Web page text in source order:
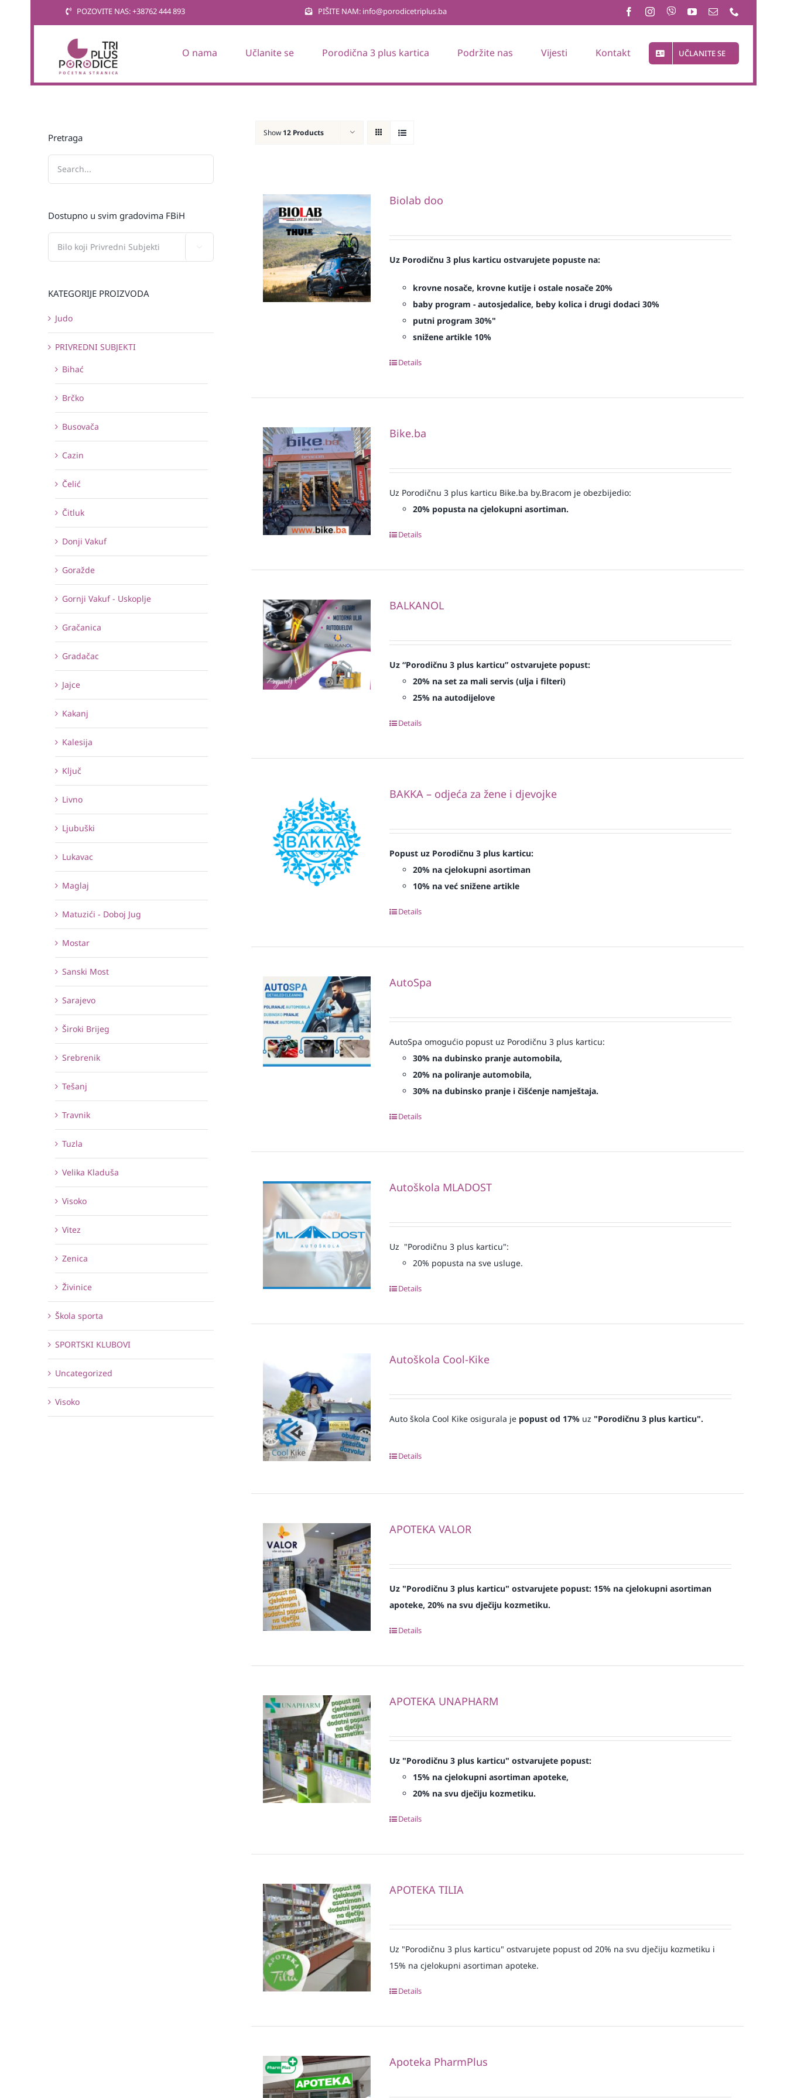
POZOVITE NAS: +38762 444 893 PIŠITE NAM: info@porodicetriplus.ba
O nama Učlanite se Porodična 3 plus kartica Podržite nas Vijesti Kontakt UČLANITE SE
Show 12 Products
Biolab doo
Uz Porodičnu 3 plus karticu ostvarujete popuste na:
krovne nosače, krovne kutije i ostale nosače 20%
baby program - autosjedalice, beby kolica i drugi dodaci 30%
putni program 30%"
snižene artikle 10%
Details
Bike.ba
Uz Porodičnu 3 plus karticu Bike.ba by.Bracom je obezbijedio:
20% popusta na cjelokupni asortiman.
Details
BALKANOL
Uz “Porodičnu 3 plus karticu” ostvarujete popust:
20% na set za mali servis (ulja i filteri)
25% na autodijelove
Details
BAKKA – odjeća za žene i djevojke
Popust uz Porodičnu 3 plus karticu:
20% na cjelokupni asortiman
10% na već snižene artikle
Details
AutoSpa
AutoSpa omogućio popust uz Porodičnu 3 plus karticu:
30% na dubinsko pranje automobila,
20% na poliranje automobila,
30% na dubinsko pranje i čišćenje namještaja.
Details
Autoškola MLADOST
Uz "Porodičnu 3 plus karticu":
20% popusta na sve usluge.
Details
Autoškola Cool-Kike
Auto škola Cool Kike osigurala jepopust od 17%uz "Porodičnu 3 plus karticu".
Details
APOTEKA VALOR
Uz "Porodičnu 3 plus karticu" ostvarujete popust: 15% na cjelokupni asortiman
apoteke, 20% na svu dječiju kozmetiku.
Details
APOTEKA UNAPHARM
Uz "Porodičnu 3 plus karticu" ostvarujete popust:
15% na cjelokupni asortiman apoteke,
20% na svu dječiju kozmetiku.
Details
APOTEKA TILIA
Uz "Porodičnu 3 plus karticu" ostvarujete popust od 20% na svu dječiju kozmetiku i
15% na cjelokupni asortiman apoteke.
Details
Apoteka PharmPlus
Pretraga
Dostupno u svim gradovima FBiH
KATEGORIJE PROIZVODA
Judo
PRIVREDNI SUBJEKTI
Bihać
Brčko
Busovača
Cazin
Čelić
Čitluk
Donji Vakuf
Goražde
Gornji Vakuf - Uskoplje
Gračanica
Gradačac
Jajce
Kakanj
Kalesija
Ključ
Livno
Ljubuški
Lukavac
Maglaj
Matuzići - Doboj Jug
Mostar
Sanski Most
Sarajevo
Široki Brijeg
Srebrenik
Tešanj
Travnik
Tuzla
Velika Kladuša
Visoko
Vitez
Zenica
Živinice
Škola sporta
SPORTSKI KLUBOVI
Uncategorized
Visoko